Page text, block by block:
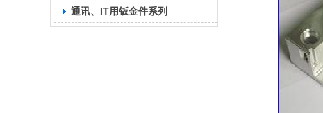
通讯、IT用钣金件系列